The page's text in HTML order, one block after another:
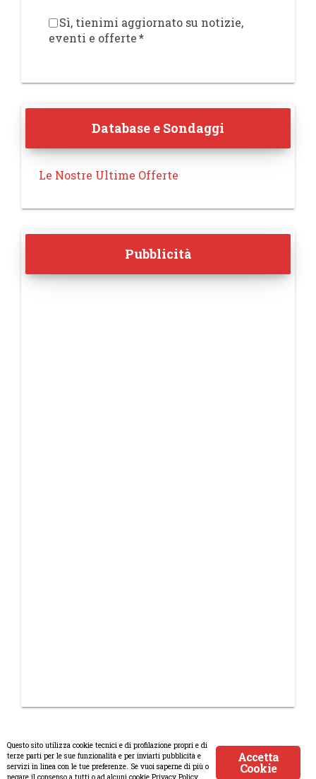
Sì, tienimi aggiornato su notizie,
eventi e offerte*
Database e Sondaggi
Le Nostre Ultime Offerte
Pubblicità
© Copyright 2008-2017 Scenaripolitici.com - Tutti i diritti riservati.
Accetta
Cookie
Questo sito utilizza cookie tecnici e di profilazione propri e di
terze parti per le sue funzionalità e per inviarti pubblicità e
servizi in linea con le tue preferenze. Se vuoi saperne di più o
negare il consenso a tutti o ad alcuni cookie Privacy Policy.